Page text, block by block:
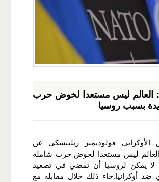
العالم ليس مستعدا لخوض حرب
بسبب روسيا
الأوكراني فولوديمير زيلينسكي عن
العالم ليس مستعدا لخوض حرب شاملة
لا يمكن لروسيا أن تمضي في تصعيد
أوكرانيا.جاء ذلك خلال مقابلة مع